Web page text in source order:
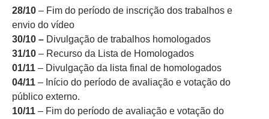
28/10 – Fim do período de inscrição dos trabalhos e
envio do vídeo
30/10 – Divulgação de trabalhos homologados
31/10 – Recurso da Lista de Homologados
01/11 – Divulgação da lista final de homologados
04/11 – Início do período de avaliação e votação do
público externo.
10/11 – Fim do período de avaliação e votação do